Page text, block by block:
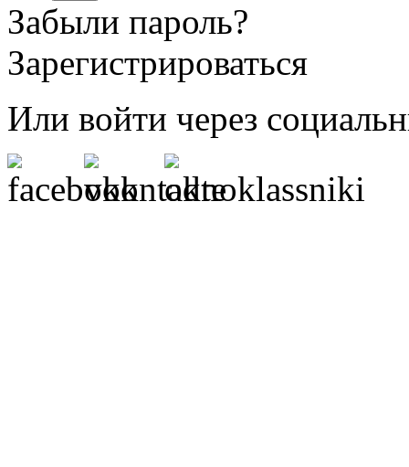
Забыли пароль?
Зарегистрироваться
Или войти через